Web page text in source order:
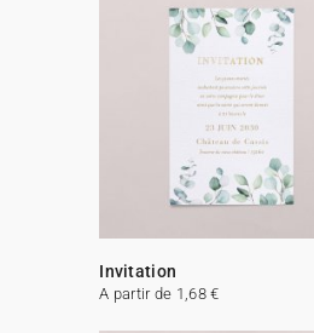
Invitation
A partir de 1,68 €